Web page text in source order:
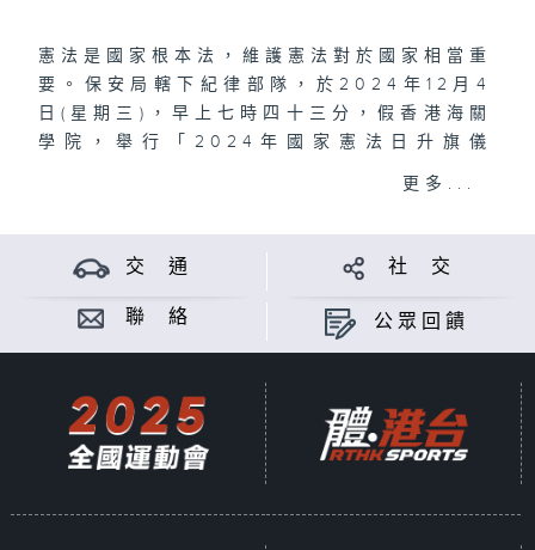
憲法是國家根本法，維護憲法對於國家相當重
要。保安局轄下紀律部隊，於2024年12月4
日(星期三)，早上七時四十三分，假香港海關
學院，舉行「2024年國家憲法日升旗儀
式」，讓大眾更了解國家憲法精神，增強大眾
更多...
交 通 社 交
聯 絡 公眾回饋